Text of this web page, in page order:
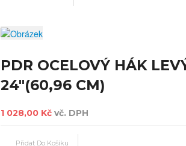
PDR OCELOVÝ HÁK
24"(60,96 CM)
1 028,00 Kč vč. DPH